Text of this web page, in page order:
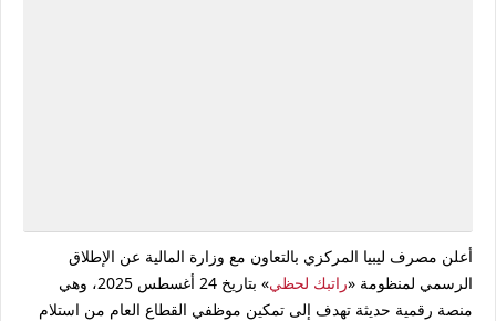
أعلن مصرف ليبيا المركزي بالتعاون مع وزارة المالية عن الإطلاق
الرسمي لمنظومة «راتبك لحظي» بتاريخ 24 أغسطس 2025
، وهي
منصة رقمية حديثة تهدف إلى تمكين موظفي القطاع العام من استلام